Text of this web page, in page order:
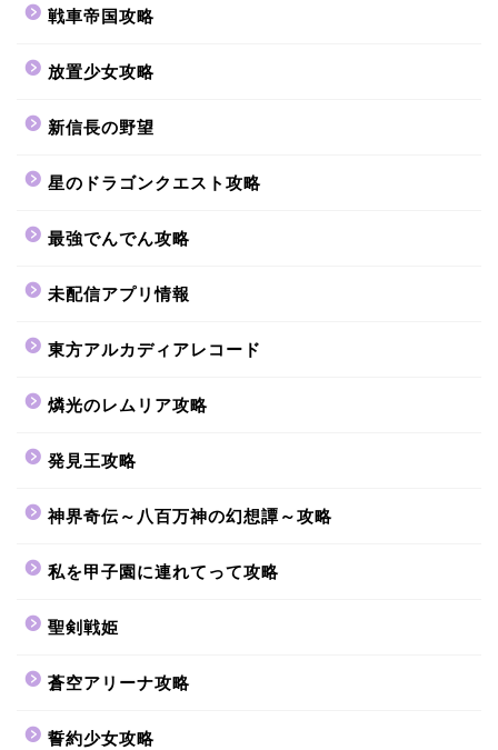
戦車帝国攻略
放置少女攻略
新信長の野望
星のドラゴンクエスト攻略
最強でんでん攻略
未配信アプリ情報
東方アルカディアレコード
燐光のレムリア攻略
発見王攻略
神界奇伝～八百万神の幻想譚～攻略
私を甲子園に連れてって攻略
聖剣戦姫
蒼空アリーナ攻略
誓約少女攻略